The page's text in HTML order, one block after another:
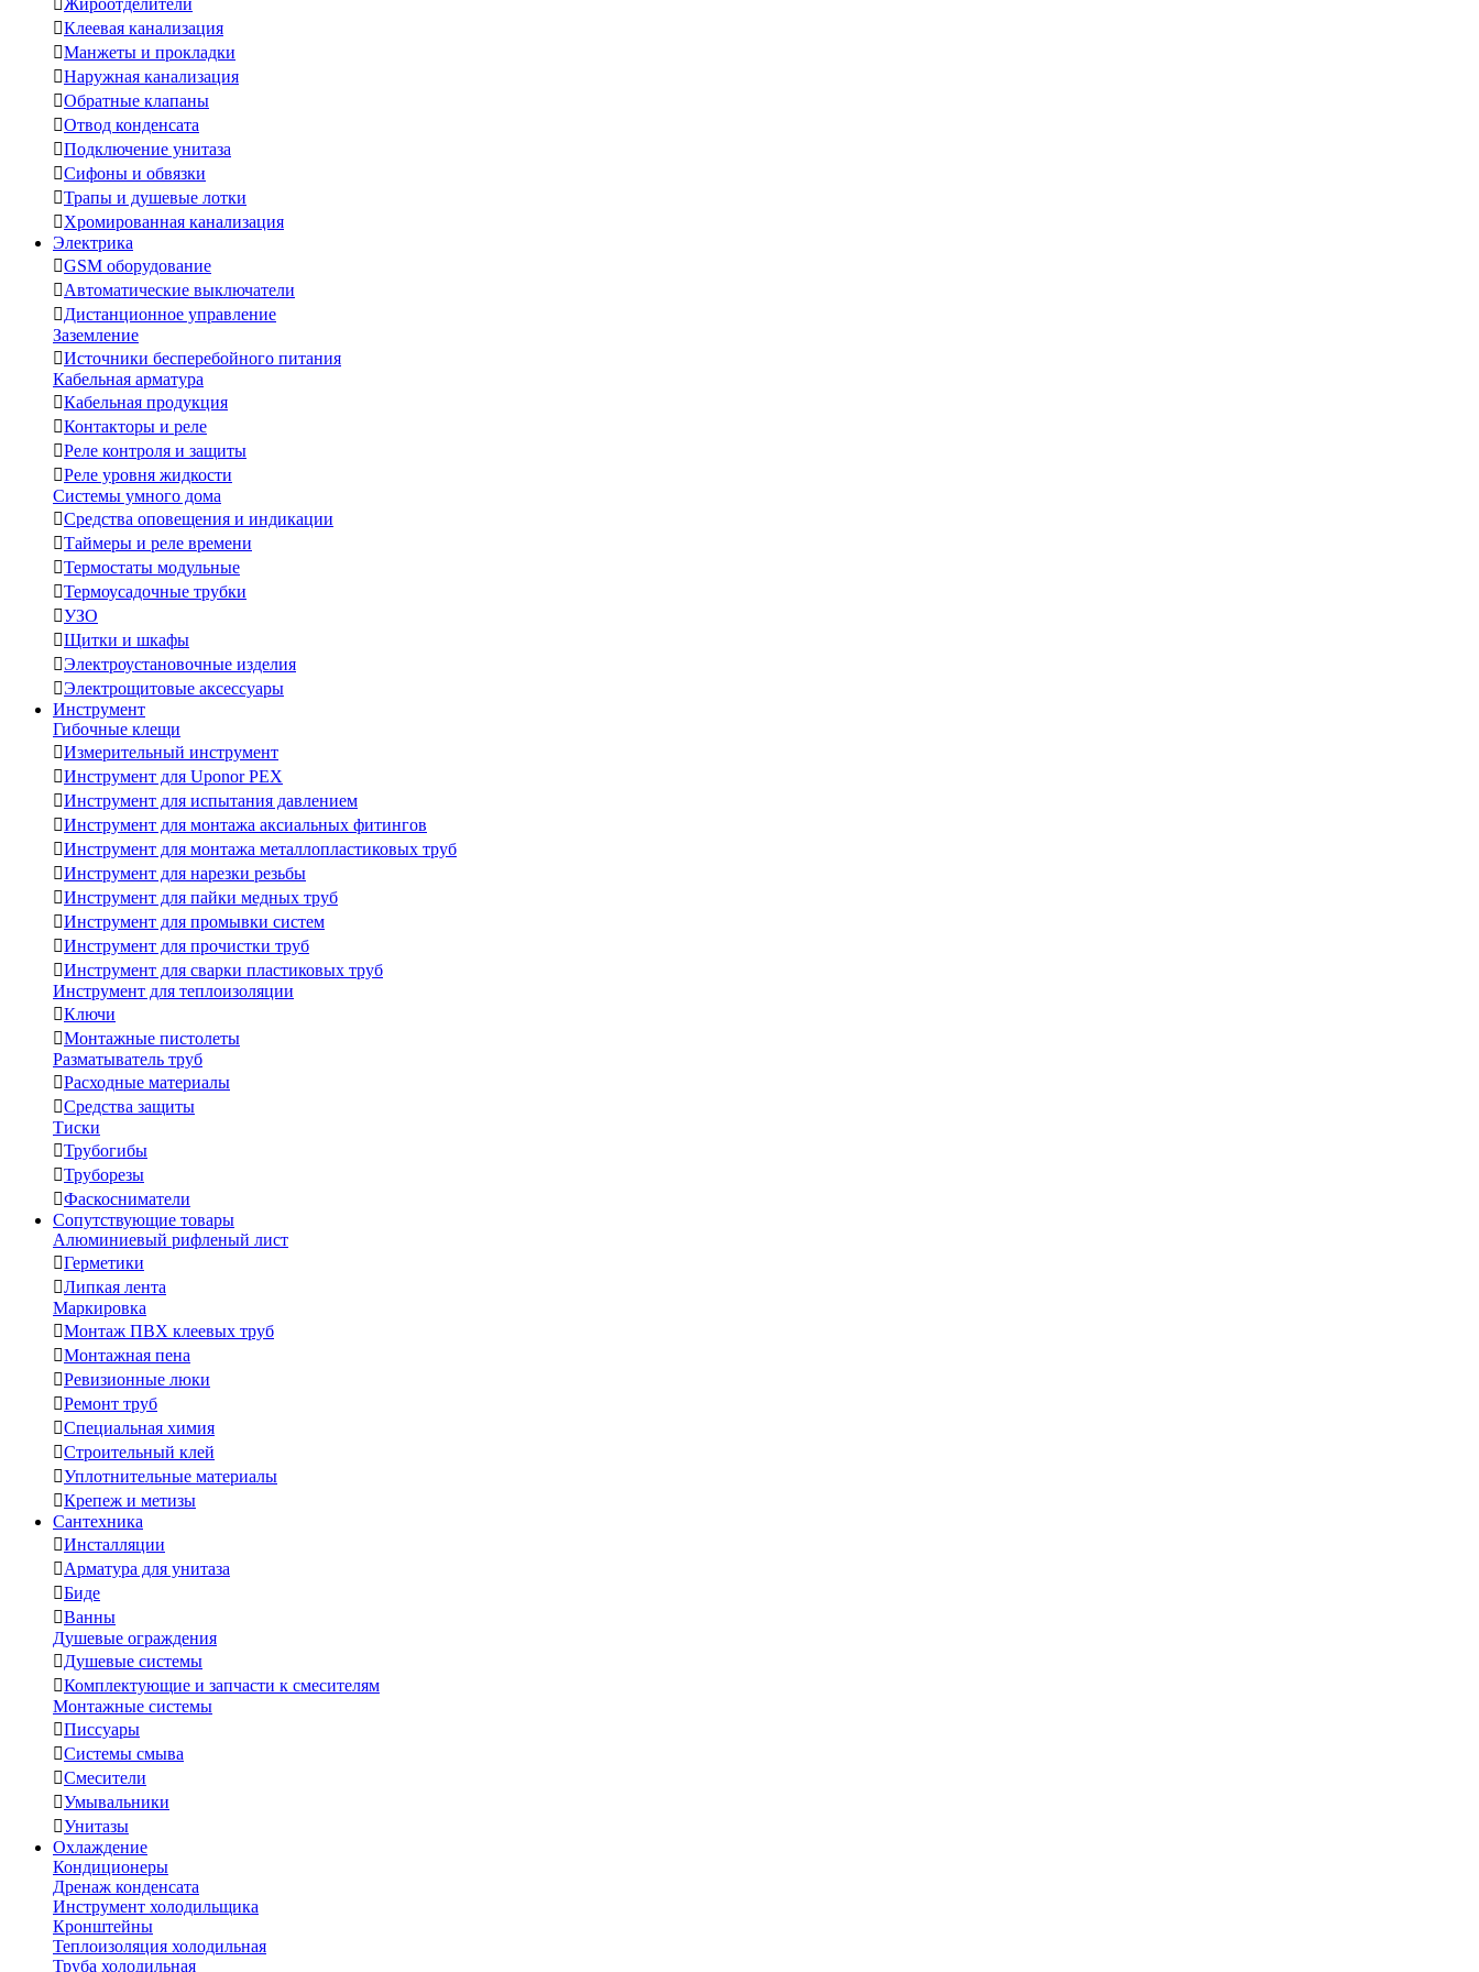
Жироотделители
Клеевая канализация
Манжеты и прокладки
Наружная канализация
Обратные клапаны
Отвод конденсата
Подключение унитаза
Сифоны и обвязки
Трапы и душевые лотки
Хромированная канализация
Электрика
GSM оборудование
Автоматические выключатели
Дистанционное управление
Заземление
Источники бесперебойного питания
Кабельная арматура
Кабельная продукция
Контакторы и реле
Реле контроля и защиты
Реле уровня жидкости
Системы умного дома
Средства оповещения и индикации
Таймеры и реле времени
Термостаты модульные
Термоусадочные трубки
УЗО
Щитки и шкафы
Электроустановочные изделия
Электрощитовые аксессуары
Инструмент
Гибочные клещи
Измерительный инструмент
Инструмент для Uponor PEX
Инструмент для испытания давлением
Инструмент для монтажа аксиальных фитингов
Инструмент для монтажа металлопластиковых труб
Инструмент для нарезки резьбы
Инструмент для пайки медных труб
Инструмент для промывки систем
Инструмент для прочистки труб
Инструмент для сварки пластиковых труб
Инструмент для теплоизоляции
Ключи
Монтажные пистолеты
Разматыватель труб
Расходные материалы
Средства защиты
Тиски
Трубогибы
Труборезы
Фаскосниматели
Сопутствующие товары
Алюминиевый рифленый лист
Герметики
Липкая лента
Маркировка
Монтаж ПВХ клеевых труб
Монтажная пена
Ревизионные люки
Ремонт труб
Специальная химия
Строительный клей
Уплотнительные материалы
Крепеж и метизы
Сантехника
Инсталляции
Арматура для унитаза
Биде
Ванны
Душевые ограждения
Душевые системы
Комплектующие и запчасти к смесителям
Монтажные системы
Писсуары
Системы смыва
Смесители
Умывальники
Унитазы
Охлаждение
Кондиционеры
Дренаж конденсата
Инструмент холодильщика
Кронштейны
Теплоизоляция холодильная
Труба холодильная